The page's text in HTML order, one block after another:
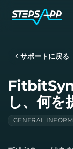
サポートに戻る
し、何を
GENERAL